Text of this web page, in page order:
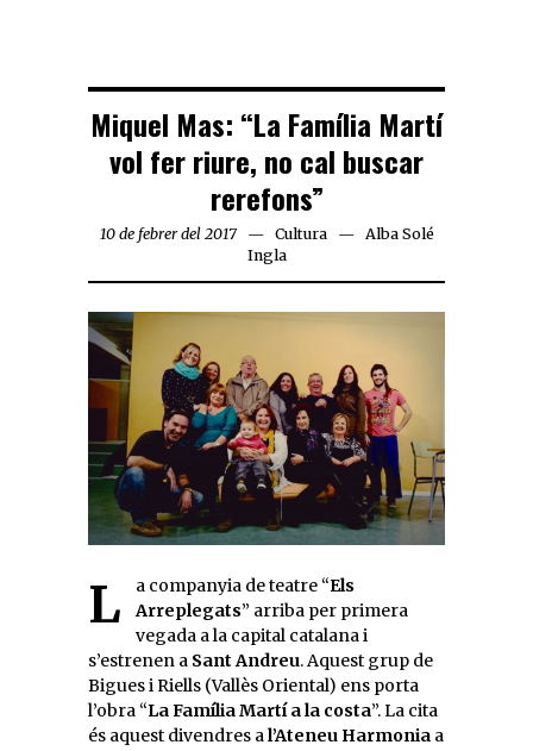
Miquel Mas: “La Família Martí
vol fer riure, no cal buscar
rerefons”
10 de febrer del 2017 Cultura
Alba Solé
Ingla
La companyia de teatre “Els
Arreplegats” arriba per primera
vegada a la capital catalana i
s’estrenen a Sant Andreu. Aquest grup de
Bigues i Riells (Vallès Oriental) ens porta
l’obra “La Família Martí a la costa”. La cita
és aquest divendres al’Ateneu Harmonia a